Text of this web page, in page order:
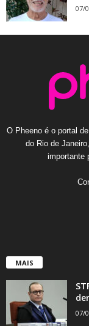
07/
O Pheeno é o portal
do Rio de
importante
MAIS
07/